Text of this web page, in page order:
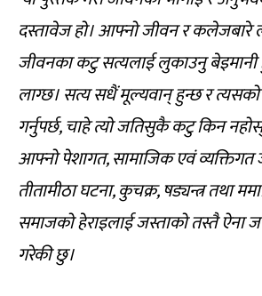
दस्तावेज हो। आफ्नो जीवन र
जीवनका कटु सत्यलाई लुकाउनु
लाग्छ। सत्य सधैं मूल्यवान् हुन्छ र
गर्नुपर्छ, चाहे त्यो जतिसुकै कटु किन
आफ्नो पेशागत, सामाजिक एवं व्यक्तिगत
तीतामीठा घटना, कुचक्र, षड्यन्त्र तथा
समाजको हेराइलाई जस्ताको तस्तै ऐना
गरेकी छु।